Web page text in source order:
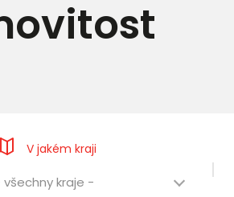
V jakém kraji
všechny kraje -